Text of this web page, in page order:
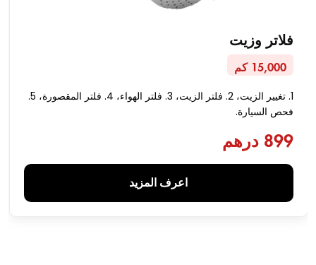
فلاتر وزيت
15,000 كم
1. تغيير الزيت، 2. فلتر الزيت، 3. فلتر الهواء، 4. فلتر المقصورة، 5.
فحص السيارة.
899 درهم
اعرف المزيد